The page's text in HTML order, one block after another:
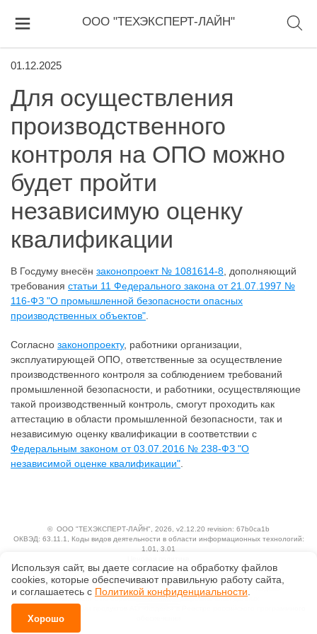
ООО "ТЕХЭКСПЕРТ-ЛАЙН"
01.12.2025
Для осуществления
производственного
контроля на ОПО можно
будет пройти
независимую оценку
квалификации
В Госдуму внесён законопроект № 1081614-8 , дополняющий
требования статьи 11 Федерального закона от 21.07.1997 №
116-ФЗ "О промышленной безопасности опасных
производственных объектов"
Согласно законопроекту, работники организации,
эксплуатирующей ОПО, ответственные за осуществление
производственного контроля за соблюдением требований
промышленной безопасности, и работники, осуществляющие
такой производственный контроль, смогут проходить как
аттестацию в области промышленной безопасности, так и
независимую оценку квалификации в соответствии с
Федеральным законом от 03.07.2016 № 238-ФЗ "О
независимой оценке квалификации"
© ООО "ТЕХЭКСПЕРТ-ЛАЙН" , 2026, v2.12.20 revision: 67b0ca1b
ОКВЭД: 63.11.1, Коды видов деятельности в области информационных технологий:
1.01, 3.01
Технологии
Исключительные авторские и смежные права принадлежат АО «Кодекс».
Положение по обработке и защите персональных данных
Справка о регистрации продуктов АО «Кодекс» в Реестре российского программного
Используя сайт, вы даете согласие на обработку файлов
сооkiеs, которые обеспечивают правильную работу сайта,
и соглашаетесь с Политикой конфиденциальности
Хорошо